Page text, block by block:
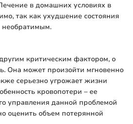
в домашних условиях в
так как ухудшение состояния
критическим фактором, о
Она может произойти мгновенно
серьезно угрожает жизни
кровопотери – ее
управления данной проблемой
оценить объем потерянной